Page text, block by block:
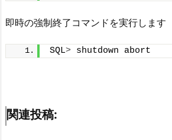
即時の強制終了コマンドを実行します
SQL> shutdown abort
関連投稿: